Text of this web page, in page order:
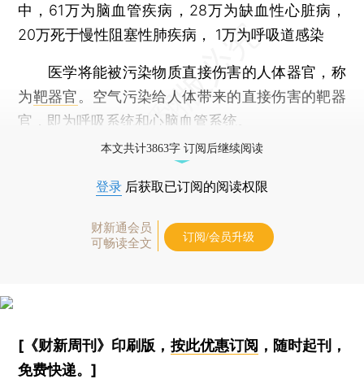
中，61万为脑血管疾病，28万为缺血性心脏病，
20万死于慢性阻塞性肺疾病， 1万为呼吸道感染
医学将能被污染物质直接伤害的人体器官，称
为靶器官。空气污染给人体带来的直接伤害的靶器
官，即为呼吸系统和心脑血管系统。
本文共计3863字 订阅后继续阅读
登录 后获取已订阅的阅读权限
财新通会员
可畅读全文
订阅/会员升级
[《财新周刊》印刷版， 按此优惠订阅 ，随时起刊，
免费快递。]